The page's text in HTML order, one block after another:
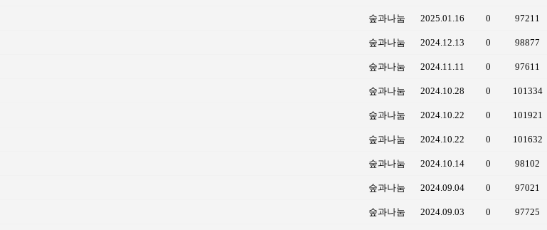
숲과나눔 2025.01.16 0 97211
숲과나눔 2024.12.13 0 98877
숲과나눔 2024.11.11 0 97611
숲과나눔 2024.10.28 0 101334
숲과나눔 2024.10.22 0 101921
숲과나눔 2024.10.22 0 101632
숲과나눔 2024.10.14 0 98102
숲과나눔 2024.09.04 0 97021
숲과나눔 2024.09.03 0 97725